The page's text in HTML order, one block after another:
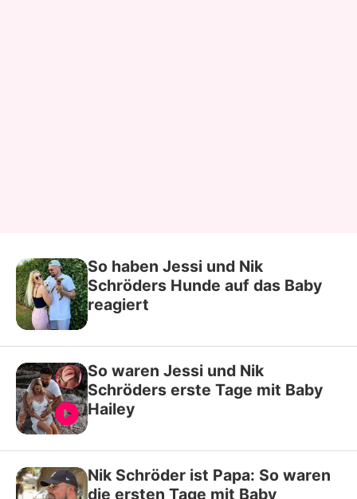
So haben Jessi und Nik
Schröders Hunde auf das Baby
reagiert
So waren Jessi und Nik
Schröders erste Tage mit Baby
Hailey
Nik Schröder ist Papa: So waren
die ersten Tage mit Baby